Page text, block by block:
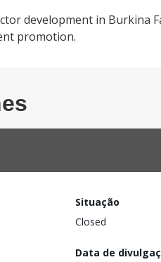
development in Burkina
promotion.
Situação
Closed
Data de